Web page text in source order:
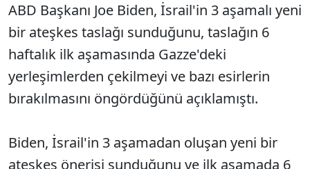
ABD Başkanı Joe Biden, İsrail'in 3 aşamalı yeni
bir ateşkes taslağı sunduğunu, taslağın 6
haftalık ilk aşamasında Gazze'deki
yerleşimlerden çekilmeyi ve bazı esirlerin
bırakılmasını öngördüğünü açıklamıştı.
Biden, İsrail'in 3 aşamadan oluşan yeni bir
ateşkes önerisi sunduğunu ve ilk aşamada 6